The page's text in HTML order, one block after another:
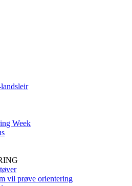
Week
vil prøve orientering